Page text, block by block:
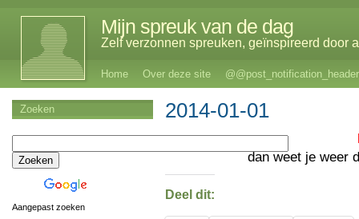
Mijn spreuk van de dag
Zelf verzonnen spreuken, geïnspireerd door
Home Over deze site @@post_notification_header
2014-01-01
dan weet je weer
Deel dit:
Zoeken
Aangepast zoeken